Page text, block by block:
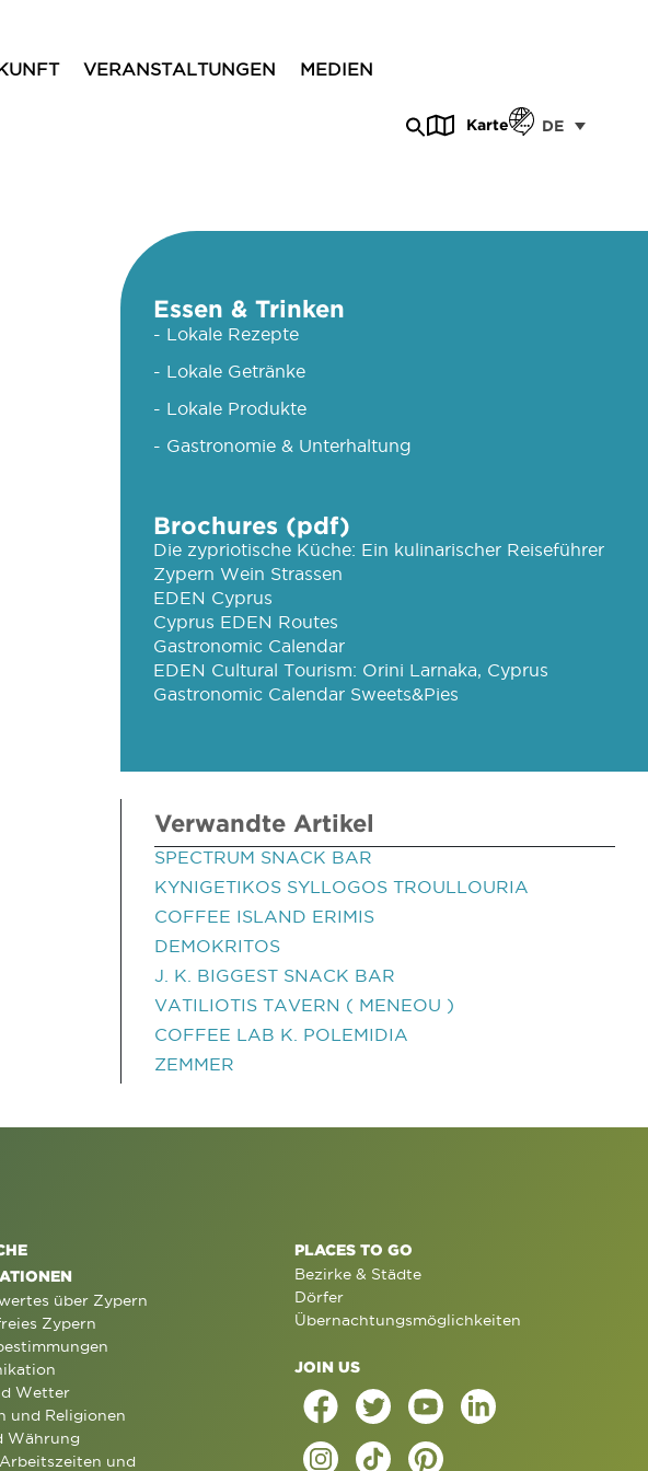
VERANSTALTUNGEN MEDIEN
Karte DE
Essen & Trinken
- Lokale Rezepte
- Lokale Getränke
- Lokale Produkte
- Gastronomie & Unterhaltung
Brochures (pdf)
Die zypriotische Küche: Ein kulinarischer Reiseführer
Zypern Wein Strassen
EDEN Cyprus
Cyprus EDEN Routes
Gastronomic Calendar
EDEN Cultural Tourism: Orini Larnaka, Cyprus
Gastronomic Calendar Sweets&Pies
Verwandte Artikel
SPECTRUM SNACK BAR
KYNIGETIKOS SYLLOGOS TROULLOURIA
COFFEE ISLAND ERIMIS
DEMOKRITOS
J. K. BIGGEST SNACK BAR
VATILIOTIS TAVERN ( MENEOU )
COFFEE LAB K. POLEMIDIA
ZEMMER
über Zypern
Zypern
Wetter
und Religionen
Währung
und
PLACES TO GO
Bezirke & Städte
Dörfer
Übernachtungsmöglichkeiten
JOIN US